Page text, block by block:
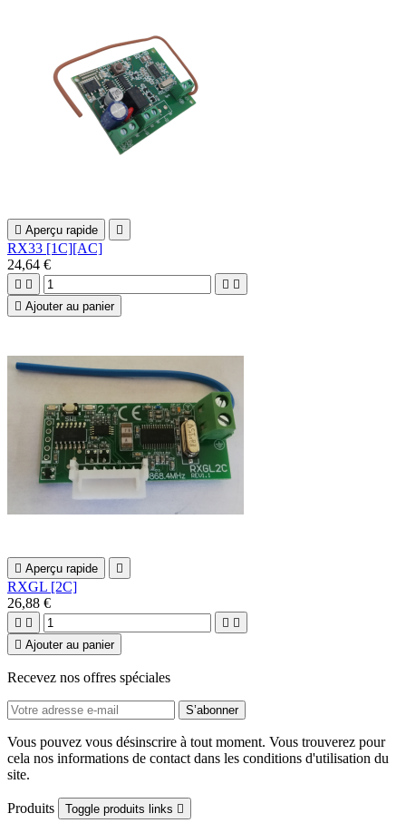
 Aperçu rapide 
RX33 [1C][AC]
24,64 €
   
 Ajouter au panier
 Aperçu rapide 
RXGL [2C]
26,88 €
   
 Ajouter au panier
Recevez nos offres spéciales
Vous pouvez vous désinscrire à tout moment. Vous trouverez pour
cela nos informations de contact dans les conditions d'utilisation du
site.
Produits Toggle produits links 